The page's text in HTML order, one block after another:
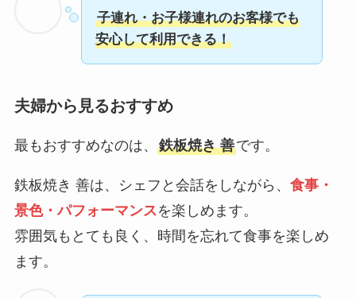
子連れ・お子様連れのお客様でも
安心して利用できる！
夫婦から見るおすすめ
最もおすすめなのは、 鉄板焼き 善です。
鉄板焼き 善は、シェフと会話をしながら、 食事・
景色・パフォーマンスを楽しめます。
雰囲気もとても良く、時間を忘れて食事を楽しめ
ます。